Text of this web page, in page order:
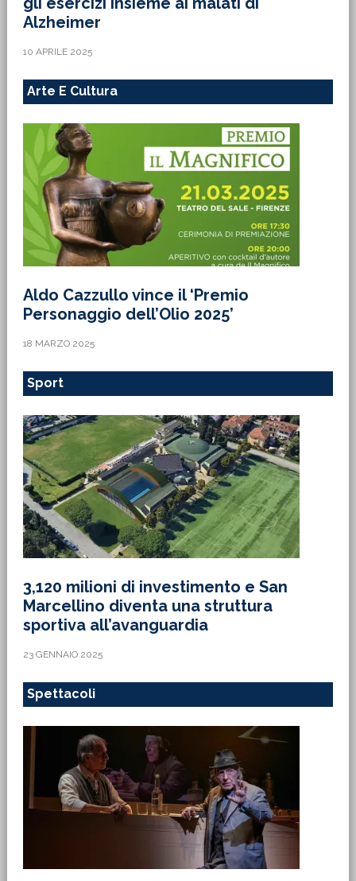
Alzheimer
10 APRILE 2025
Arte E Cultura
Aldo Cazzullo vince il ‘Premio
Personaggio dell’Olio 2025’
18 MARZO 2025
Sport
3,120 milioni di investimento e San
Marcellino diventa una struttura
sportiva all’avanguardia
23 GENNAIO 2025
Spettacoli